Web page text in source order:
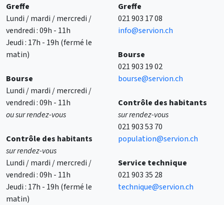
Greffe
Lundi / mardi / mercredi /
vendredi : 09h - 11h
Jeudi : 17h - 19h (fermé le
matin)
Bourse
Lundi / mardi / mercredi /
vendredi : 09h - 11h
ou sur rendez-vous
Contrôle des habitants
sur rendez-vous
Lundi / mardi / mercredi /
vendredi : 09h - 11h
Jeudi : 17h - 19h (fermé le
matin)
Greffe
021 903 17 08
info@servion.ch
Bourse
021 903 19 02
bourse@servion.ch
Contrôle des habitants
sur rendez-vous
021 903 53 70
population@servion.ch
Service technique
021 903 35 28
technique@servion.ch